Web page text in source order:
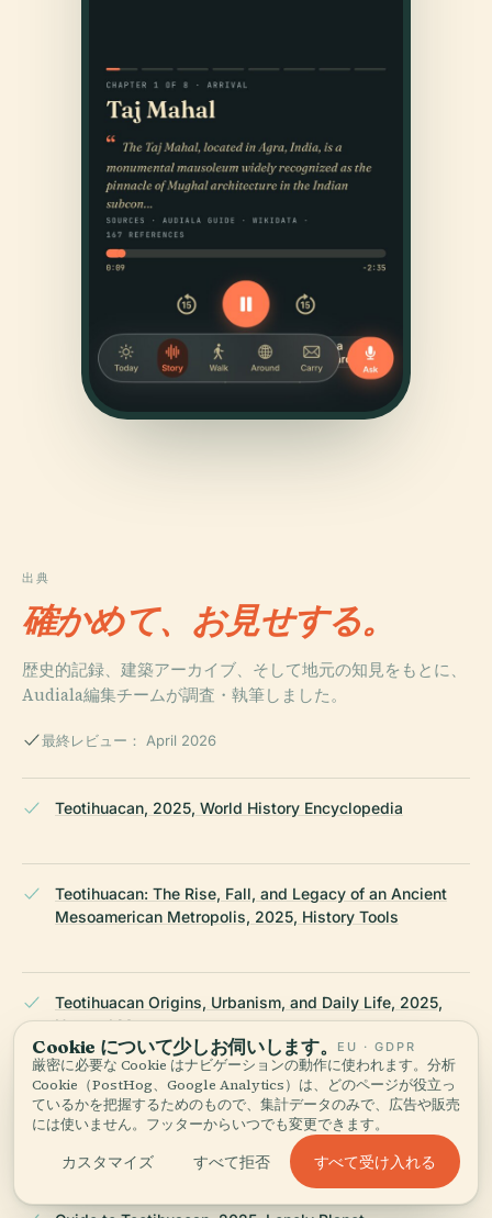
出典
確かめて、お見せする。
歴史的記録、建築アーカイブ、そして地元の知見をもとに、
Audiala編集チームが調査・執筆しました。
最終レビュー： April 2026
Teotihuacan, 2025, World History Encyclopedia
Teotihuacan: The Rise, Fall, and Legacy of an Ancient
Mesoamerican Metropolis, 2025, History Tools
Teotihuacan Origins, Urbanism, and Daily Life, 2025,
Harvard Museums
Teotihuacan – The City of Pyramids and Its Influence,
2025, Mexico Historico
Cookie について少しお伺いします。 EU · GDPR
厳密に必要な Cookie はナビゲーションの動作に使われます。分析
Cookie（PostHog、Google Analytics）は、どのページが役立っ
ているかを把握するためのもので、集計データのみで、広告や販売
には使いません。フッターからいつでも変更できます。
カスタマイズ すべて拒否 すべて受け入れる